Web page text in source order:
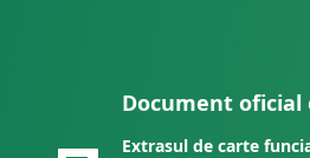
Document oficial
Extrasul de carte